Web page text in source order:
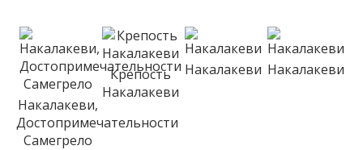
Накалакеви,
Достопримечательности
Самегрело
Крепость
Накалакеви
Накалакеви Накалакеви